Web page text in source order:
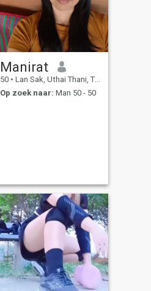
Manirat
50 • Lan Sak, Uthai Thani, Thailand
Op zoek naar: Man 50 - 50